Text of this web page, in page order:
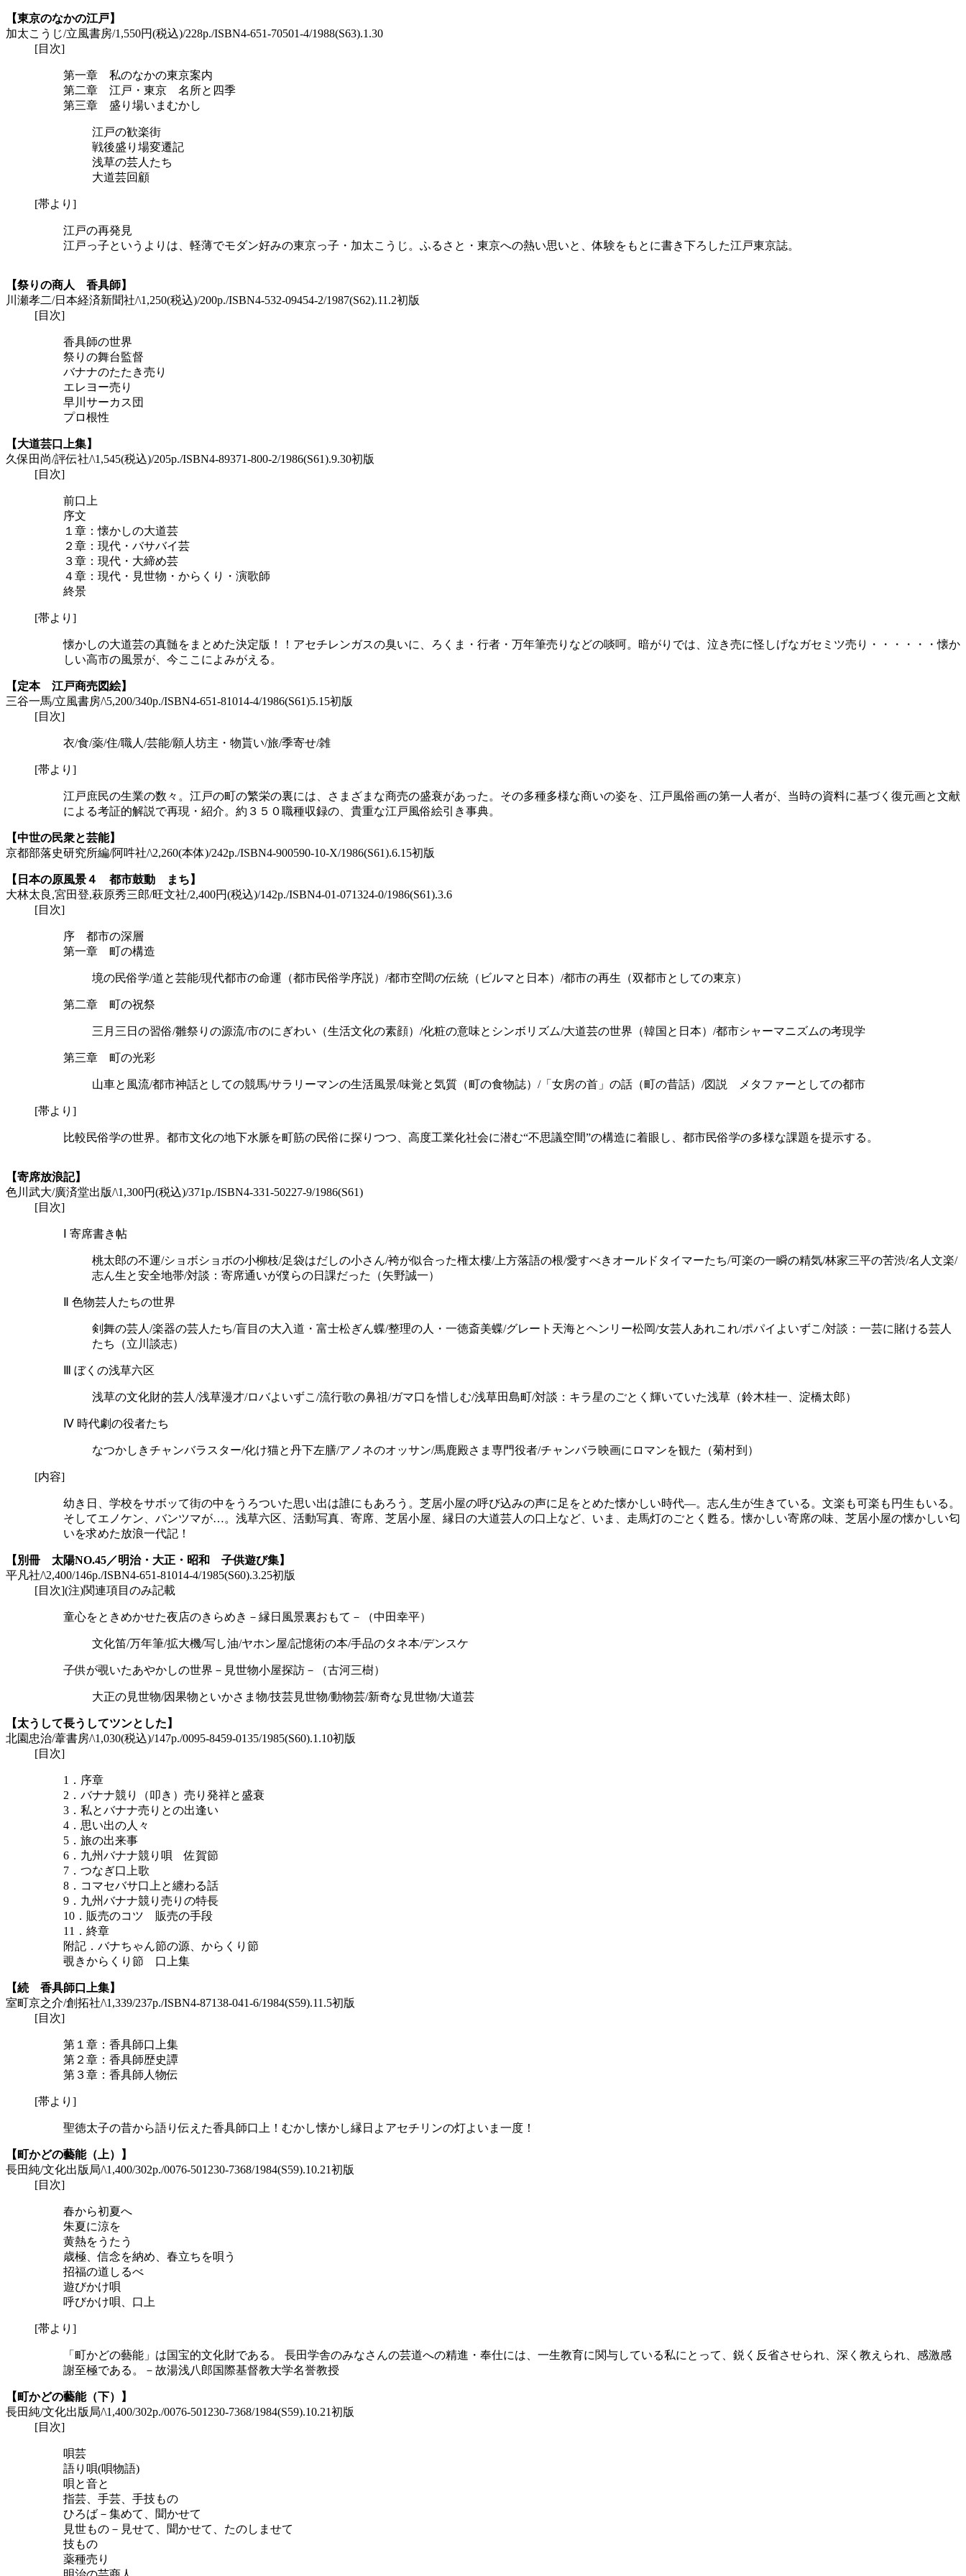
【東京のなかの江戸】
加太こうじ/立風書房/1,550円(税込)/228p./ISBN4-651-70501-4/1988(S63).1.30
[目次]
第一章 私のなかの東京案内
第二章 江戸・東京 名所と四季
第三章 盛り場いまむかし
江戸の歓楽街
戦後盛り場変遷記
浅草の芸人たち
大道芸回顧
[帯より]
江戸の再発見
江戸っ子というよりは、軽薄でモダン好みの東京っ子・加太こうじ。ふるさと・東京への熱い思いと、体験をもとに書き下ろした江戸東京誌。
【祭りの商人 香具師】
川瀬孝二/日本経済新聞社/\1,250(税込)/200p./ISBN4-532-09454-2/1987(S62).11.2初版
[目次]
香具師の世界
祭りの舞台監督
バナナのたたき売り
エレヨー売り
早川サーカス団
プロ根性
【大道芸口上集】
久保田尚/評伝社/\1,545(税込)/205p./ISBN4-89371-800-2/1986(S61).9.30初版
[目次]
前口上
序文
１章：懐かしの大道芸
２章：現代・バサバイ芸
３章：現代・大締め芸
４章：現代・見世物・からくり・演歌師
終景
[帯より]
懐かしの大道芸の真髄をまとめた決定版！！アセチレンガスの臭いに、ろくま・行者・万年筆売りなどの啖呵。暗がりでは、泣き売に怪しげなガセミツ売り・・・・・・懐か
しい高市の風景が、今ここによみがえる。
【定本 江戸商売図絵】
三谷一馬/立風書房/\5,200/340p./ISBN4-651-81014-4/1986(S61)5.15初版
[目次]
衣/食/薬/住/職人/芸能/願人坊主・物貰い/旅/季寄せ/雑
[帯より]
江戸庶民の生業の数々。江戸の町の繁栄の裏には、さまざまな商売の盛衰があった。その多種多様な商いの姿を、江戸風俗画の第一人者が、当時の資料に基づく復元画と文献
による考証的解説で再現・紹介。約３５０職種収録の、貴重な江戸風俗絵引き事典。
【中世の民衆と芸能】
京都部落史研究所編/阿吽社/\2,260(本体)/242p./ISBN4-900590-10-X/1986(S61).6.15初版
【日本の原風景４ 都市鼓動 まち】
大林太良,宮田登,萩原秀三郎/旺文社/2,400円(税込)/142p./ISBN4-01-071324-0/1986(S61).3.6
[目次]
序 都市の深層
第一章 町の構造
境の民俗学/道と芸能/現代都市の命運（都市民俗学序説）/都市空間の伝統（ビルマと日本）/都市の再生（双都市としての東京）
第二章 町の祝祭
三月三日の習俗/雛祭りの源流/市のにぎわい（生活文化の素顔）/化粧の意味とシンボリズム/大道芸の世界（韓国と日本）/都市シャーマニズムの考現学
第三章 町の光彩
山車と風流/都市神話としての競馬/サラリーマンの生活風景/味覚と気質（町の食物誌）/「女房の首」の話（町の昔話）/図説 メタファーとしての都市
[帯より]
比較民俗学の世界。都市文化の地下水脈を町筋の民俗に探りつつ、高度工業化社会に潜む“不思議空間”の構造に着眼し、都市民俗学の多様な課題を提示する。
【寄席放浪記】
色川武大/廣済堂出版/\1,300円(税込)/371p./ISBN4-331-50227-9/1986(S61)
[目次]
Ⅰ 寄席書き帖
桃太郎の不運/ショボショボの小柳枝/足袋はだしの小さん/袴が似合った権太樓/上方落語の根/愛すべきオールドタイマーたち/可楽の一瞬の精気/林家三平の苦渋/名人文楽/
志ん生と安全地帯/対談：寄席通いが僕らの日課だった（矢野誠一）
Ⅱ 色物芸人たちの世界
剣舞の芸人/楽器の芸人たち/盲目の大入道・富士松ぎん蝶/整理の人・一徳斎美蝶/グレート天海とヘンリー松岡/女芸人あれこれ/ポパイよいずこ/対談：一芸に賭ける芸人
たち（立川談志）
Ⅲ ぼくの浅草六区
浅草の文化財的芸人/浅草漫才/ロバよいずこ/流行歌の鼻祖/ガマ口を惜しむ/浅草田島町/対談：キラ星のごとく輝いていた浅草（鈴木桂一、淀橋太郎）
Ⅳ 時代劇の役者たち
なつかしきチャンバラスター/化け猫と丹下左膳/アノネのオッサン/馬鹿殿さま専門役者/チャンバラ映画にロマンを観た（菊村到）
[内容]
幼き日、学校をサボッて街の中をうろついた思い出は誰にもあろう。芝居小屋の呼び込みの声に足をとめた懐かしい時代―。志ん生が生きている。文楽も可楽も円生もいる。
そしてエノケン、バンツマが…。浅草六区、活動写真、寄席、芝居小屋、縁日の大道芸人の口上など、いま、走馬灯のごとく甦る。懐かしい寄席の味、芝居小屋の懐かしい匂
いを求めた放浪一代記！
【別冊 太陽NO.45／明治・大正・昭和 子供遊び集】
平凡社/\2,400/146p./ISBN4-651-81014-4/1985(S60).3.25初版
[目次](注)関連項目のみ記載
童心をときめかせた夜店のきらめき－縁日風景裏おもて－（中田幸平）
文化笛/万年筆/拡大機/写し油/ヤホン屋/記憶術の本/手品のタネ本/デンスケ
子供が覗いたあやかしの世界－見世物小屋探訪－（古河三樹）
大正の見世物/因果物といかさま物/技芸見世物/動物芸/新奇な見世物/大道芸
【太うして長うしてツンとした】
北園忠治/葦書房/\1,030(税込)/147p./0095-8459-0135/1985(S60).1.10初版
[目次]
1．序章
2．バナナ競り（叩き）売り発祥と盛衰
3．私とバナナ売りとの出逢い
4．思い出の人々
5．旅の出来事
6．九州バナナ競り唄 佐賀節
7．つなぎ口上歌
8．コマセバサ口上と纏わる話
9．九州バナナ競り売りの特長
10．販売のコツ 販売の手段
11．終章
附記．バナちゃん節の源、からくり節
覗きからくり節 口上集
【続 香具師口上集】
室町京之介/創拓社/\1,339/237p./ISBN4-87138-041-6/1984(S59).11.5初版
[目次]
第１章：香具師口上集
第２章：香具師歴史譚
第３章：香具師人物伝
[帯より]
聖徳太子の昔から語り伝えた香具師口上！むかし懐かし縁日よアセチリンの灯よいま一度！
【町かどの藝能（上）】
長田純/文化出版局/\1,400/302p./0076-501230-7368/1984(S59).10.21初版
[目次]
春から初夏へ
朱夏に涼を
黄熱をうたう
歳極、信念を納め、春立ちを唄う
招福の道しるべ
遊びかけ唄
呼びかけ唄、口上
[帯より]
「町かどの藝能」は国宝的文化財である。 長田学舎のみなさんの芸道への精進・奉仕には、一生教育に関与している私にとって、鋭く反省させられ、深く教えられ、感激感
謝至極である。－故湯浅八郎国際基督教大学名誉教授
【町かどの藝能（下）】
長田純/文化出版局/\1,400/302p./0076-501230-7368/1984(S59).10.21初版
[目次]
唄芸
語り唄(唄物語)
唄と音と
指芸、手芸、手技もの
ひろば－集めて、聞かせて
見世もの－見せて、聞かせて、たのしませて
技もの
薬種売り